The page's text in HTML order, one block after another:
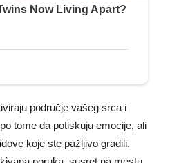
područje vašeg srca i
tome da potiskuju emocije, ali
koje ste pažljivo gradili.